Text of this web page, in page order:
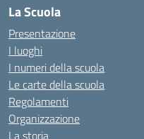
La Scuola
Presentazione
I luoghi
I numeri della scuola
Le carte della scuola
Regolamenti
Organizzazione
La storia